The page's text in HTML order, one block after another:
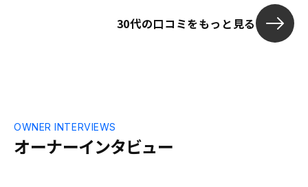
30代の口コミをもっと見る
オーナーインタビュー
OWNER INTERVIEWS